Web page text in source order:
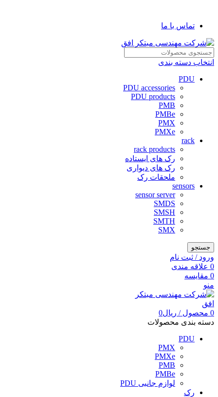
تماس با ما
انتخاب دسته بندی
PDU
PDU accessories
PDU products
PMB
PMBe
PMX
PMXe
rack
rack products
رک های ایستاده
رک های دیواری
ملحقات رک
sensors
sensor server
SMDS
SMSH
SMTH
SMX
جستجو
ورود / ثبت نام
0 علاقه مندی
0 مقایسه
منو
0 محصول / ریال0
دسته بندی محصولات
PDU
PMX
PMXe
PMB
PMBe
لوازم جانبی PDU
رک